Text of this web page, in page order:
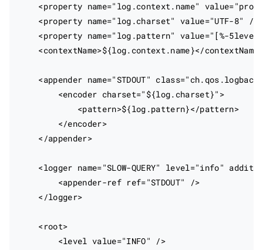
<property name="log.context.name"
    <property name="log.charset" value="UTF-8" />
<property name="log.pattern" value="[%-
    <contextName>${log.context.name}</contextName>
<appender name="STDOUT"
        <encoder charset="${log.charset}">
            <pattern>${log.pattern}</pattern>
        </encoder>
    </appender>
<logger name="SLOW-QUERY" level="info"
        <appender-ref ref="STDOUT" />
    </logger>
    <root>
        <level value="INFO" />